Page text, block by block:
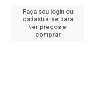
Faça seu login ou
cadastre-se para
ver preços e
comprar